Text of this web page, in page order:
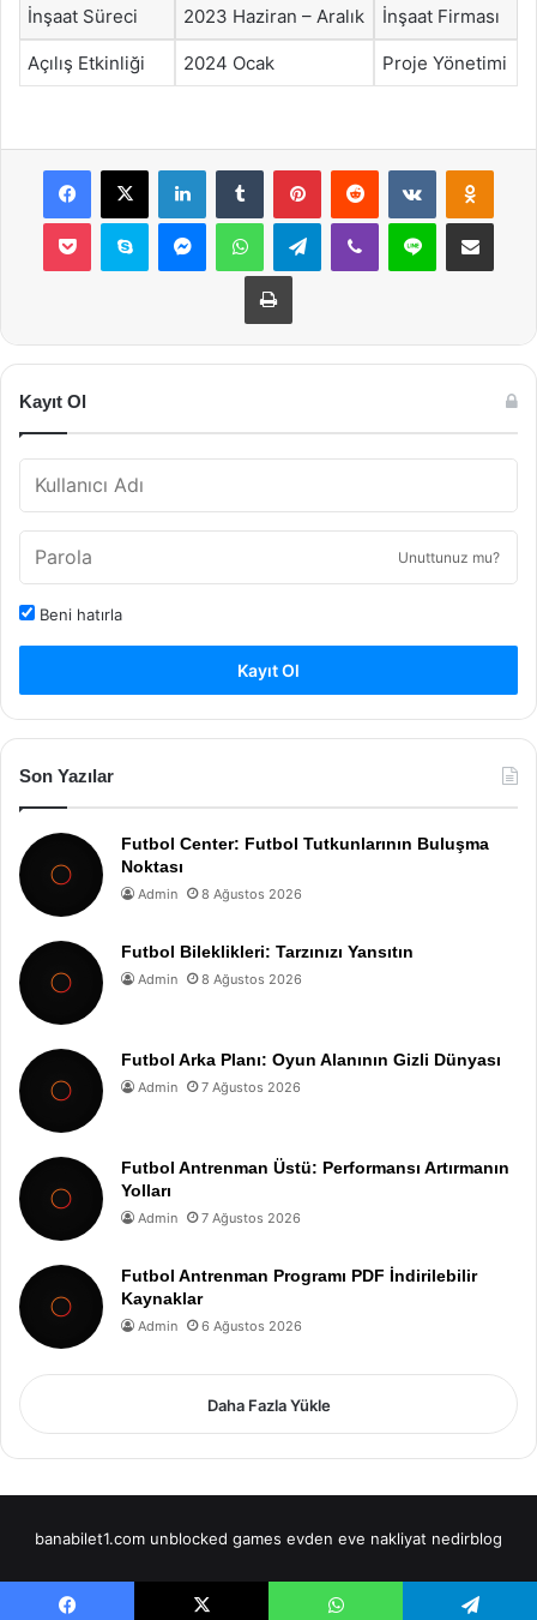
İnşaat Süreci 2023 Haziran – Aralık İnşaat Firması
Açılış Etkinliği 2024 Ocak Proje Yönetimi
Facebook
X LinkedInTumblr PinterestReddit VKontakte
Pocket Skype MessengerWhatsAppTelegramViber Line E-Posta ile
Yazdır
Kayıt Ol
Unuttunuz mu?
Beni hatırla
Kayıt Ol
Son Yazılar
Futbol Center: Futbol Tutkunlarının Buluşma
Noktası
Admin 8 Ağustos 2026
Futbol Bileklikleri: Tarzınızı Yansıtın
Admin 8 Ağustos 2026
Futbol Arka Planı: Oyun Alanının Gizli Dünyası
Admin 7 Ağustos 2026
Futbol Antrenman Üstü: Performansı Artırmanın
Yolları
Admin 7 Ağustos 2026
Futbol Antrenman Programı PDF İndirilebilir
Kaynaklar
Admin 6 Ağustos 2026
Daha Fazla Yükle
banabilet1.com unblocked games evden eve nakliyat nedirblog